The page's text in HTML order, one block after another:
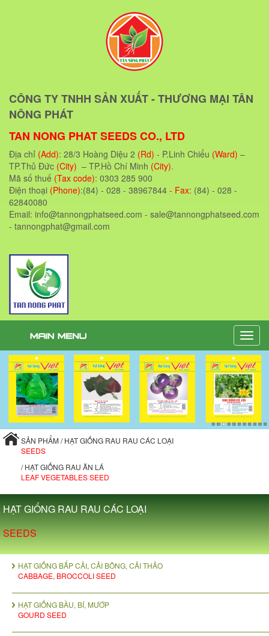
CÔNG TY TNHH SẢN XUẤT - THƯƠNG MẠI TÂN
NÔNG PHÁT
TAN NONG PHAT SEEDS CO., LTD
Địa chỉ (Add): 28/3 Hoàng Diệu 2 (Rd) - P.Linh Chiểu (Ward) –
TP.Thủ Đức (City) – TP.Hồ Chí Minh (City).
Mã số thuế (Tax code): 0303 285 900
Điện thoại (Phone):(84) - 028 - 38967844 - Fax: (84) - 028 -
62840080
Email: info@tannongphatseed.com - sale@tannongphatseed.com
- tannongphat@gmail.com
Toggle
SẢN PHẨM / HẠT GIỐNG RAU RAU CÁC LOẠI
SEEDS
/ HẠT GIỐNG RAU ĂN LÁ
LEAF VEGETABLES SEED
HẠT GIỐNG RAU RAU CÁC LOẠI
SEEDS
HẠT GIỐNG BẮP CẢI, CẢI BÔNG, CẢI THẢO
CABBAGE, BROCCOLI SEED
HẠT GIỐNG BẦU, BÍ, MƯỚP
GOURD SEED